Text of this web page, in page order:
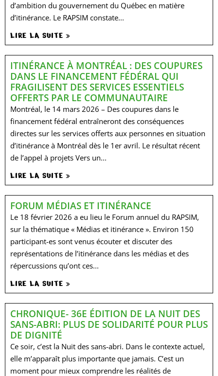
d’ambition du gouvernement du Québec en matière
d’itinérance. Le RAPSIM constate...
LIRE LA SUITE »
ITINÉRANCE À MONTRÉAL : DES COUPURES
DANS LE FINANCEMENT FÉDÉRAL QUI
FRAGILISENT DES SERVICES ESSENTIELS
OFFERTS PAR LE COMMUNAUTAIRE
Montréal, le 14 mars 2026 – Des coupures dans le
financement fédéral entraîneront des conséquences
directes sur les services offerts aux personnes en situation
d’itinérance à Montréal dès le 1er avril. Le résultat récent
de l’appel à projets Vers un...
LIRE LA SUITE »
FORUM MÉDIAS ET ITINÉRANCE
Le 18 février 2026 a eu lieu le Forum annuel du RAPSIM,
sur la thématique « Médias et itinérance ». Environ 150
participant-es sont venus écouter et discuter des
représentations de l’itinérance dans les médias et des
répercussions qu’ont ces...
LIRE LA SUITE »
CHRONIQUE- 36E ÉDITION DE LA NUIT DES
SANS-ABRI: PLUS DE SOLIDARITÉ POUR PLUS
DE DIGNITÉ
Ce soir, c’est la Nuit des sans-abri. Dans le contexte actuel,
elle m’apparaît plus importante que jamais. C’est un
moment pour mieux comprendre les réalités de